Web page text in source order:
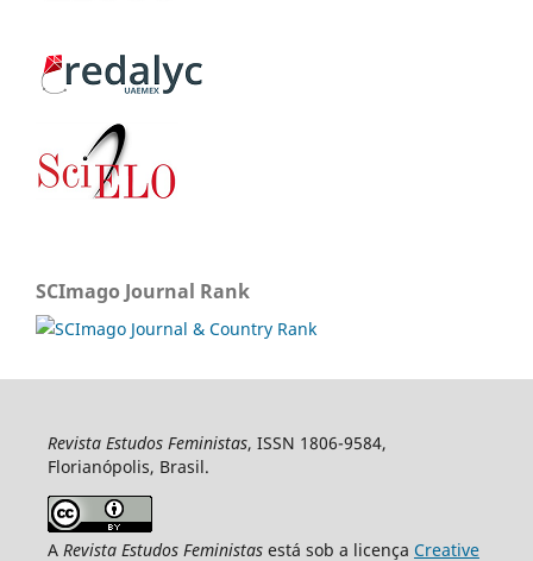
SCImago Journal Rank
Revista Estudos Feministas, ISSN 1806-9584,
Florianópolis, Brasil.
A Revista Estudos Feministasestá sob a licença Creative